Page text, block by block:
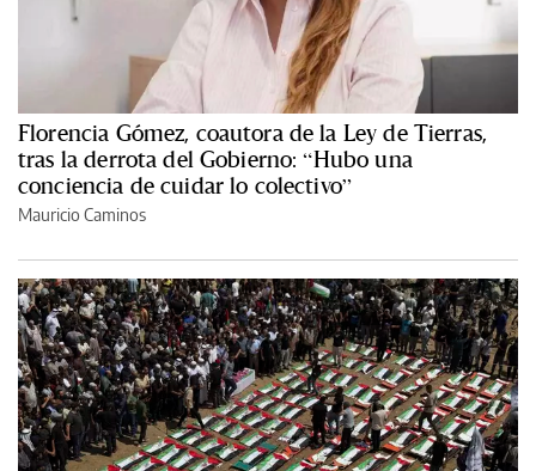
Florencia Gómez, coautora de la Ley de Tierras,
tras la derrota del Gobierno: “Hubo una
conciencia de cuidar lo colectivo”
Mauricio Caminos